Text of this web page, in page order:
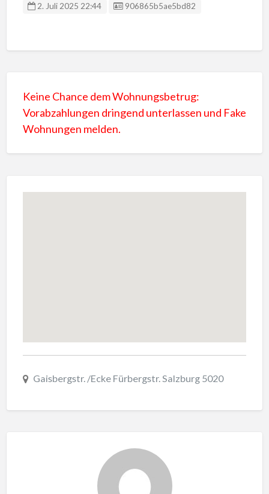
2. Juli 2025 22:44 Anzeigen ID:
906865b5ae5bd82
Keine Chance dem Wohnungsbetrug:
Vorabzahlungen dringend unterlassen und Fake
Wohnungen melden.
Gaisbergstr. /Ecke Fürbergstr. Salzburg 5020